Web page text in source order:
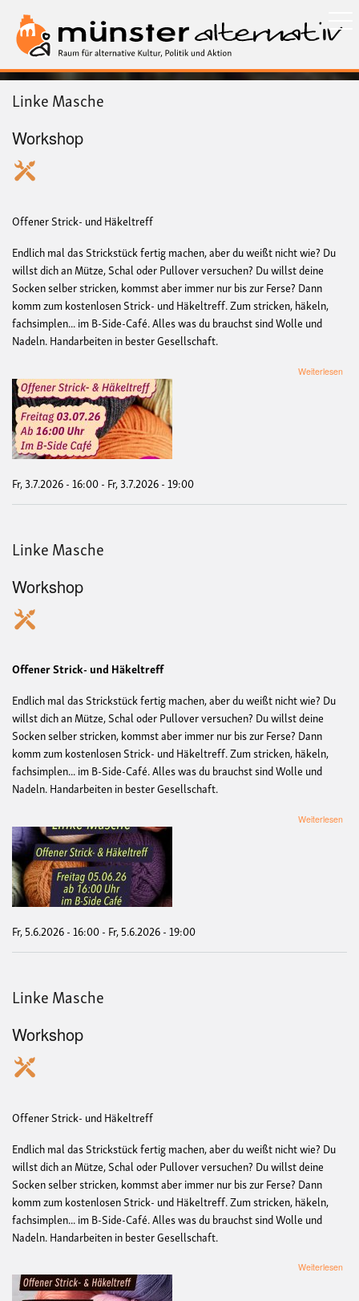
zum
Inhalt
Linke Masche
Workshop
Offener Strick- und Häkeltreff
Endlich mal das Strickstück fertig machen, aber du weißt nicht wie? Du
willst dich an Mütze, Schal oder Pullover versuchen? Du willst deine
Socken selber stricken, kommst aber immer nur bis zur Ferse? Dann
komm zum kostenlosen Strick- und Häkeltreff. Zum stricken, häkeln,
fachsimplen... im B-Side-Café. Alles was du brauchst sind Wolle und
Nadeln. Handarbeiten in bester Gesellschaft.
Weiterlesen
Fr, 3.7.2026 - 16:00- Fr, 3.7.2026 - 19:00
Linke Masche
Workshop
Offener Strick- und Häkeltreff
Endlich mal das Strickstück fertig machen, aber du weißt nicht wie? Du
willst dich an Mütze, Schal oder Pullover versuchen? Du willst deine
Socken selber stricken, kommst aber immer nur bis zur Ferse? Dann
komm zum kostenlosen Strick- und Häkeltreff. Zum stricken, häkeln,
fachsimplen... im B-Side-Café. Alles was du brauchst sind Wolle und
Nadeln. Handarbeiten in bester Gesellschaft.
Weiterlesen
Fr, 5.6.2026 - 16:00- Fr, 5.6.2026 - 19:00
Linke Masche
Workshop
Offener Strick- und Häkeltreff
Endlich mal das Strickstück fertig machen, aber du weißt nicht wie? Du
willst dich an Mütze, Schal oder Pullover versuchen? Du willst deine
Socken selber stricken, kommst aber immer nur bis zur Ferse? Dann
komm zum kostenlosen Strick- und Häkeltreff. Zum stricken, häkeln,
fachsimplen... im B-Side-Café. Alles was du brauchst sind Wolle und
Nadeln. Handarbeiten in bester Gesellschaft.
Weiterlesen